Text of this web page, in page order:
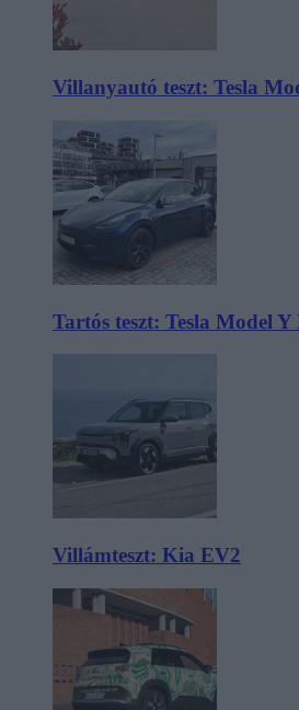
Villanyautó teszt: Tesla
Tartós teszt: Tesla Model
Villámteszt: Kia EV2